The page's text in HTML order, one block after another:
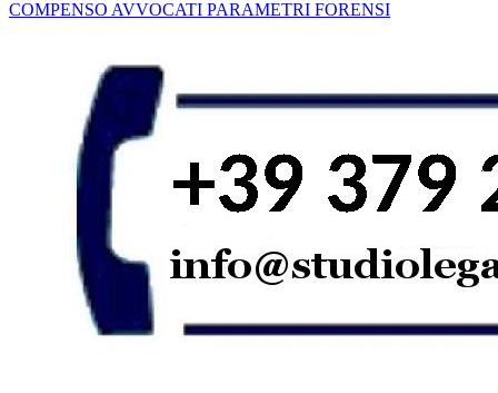
COMPENSO AVVOCATI PARAMETRI FORENSI